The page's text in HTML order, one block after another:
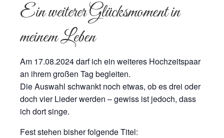
Ein weiterer Glücksmoment in
meinem Leben
Am 17.08.2024 darf ich ein weiteres Hochzeitspaar
an ihrem großen Tag begleiten.
Die Auswahl schwankt noch etwas, ob es drei oder
doch vier Lieder werden – gewiss ist jedoch, dass
ich dort singe.
Fest stehen bisher folgende Titel: